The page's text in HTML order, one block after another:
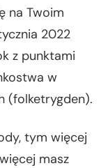
na Twoim
2022
z punktami
w
(folketrygden).
tym więcej
masz